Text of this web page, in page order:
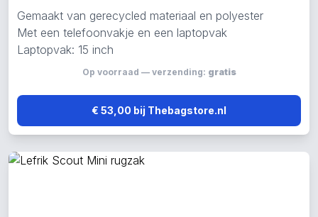
Gemaakt van gerecycled materiaal en polyester
Met een telefoonvakje en een laptopvak
Laptopvak: 15 inch
Op voorraad — verzending: gratis
€ 53,00 bij Thebagstore.nl